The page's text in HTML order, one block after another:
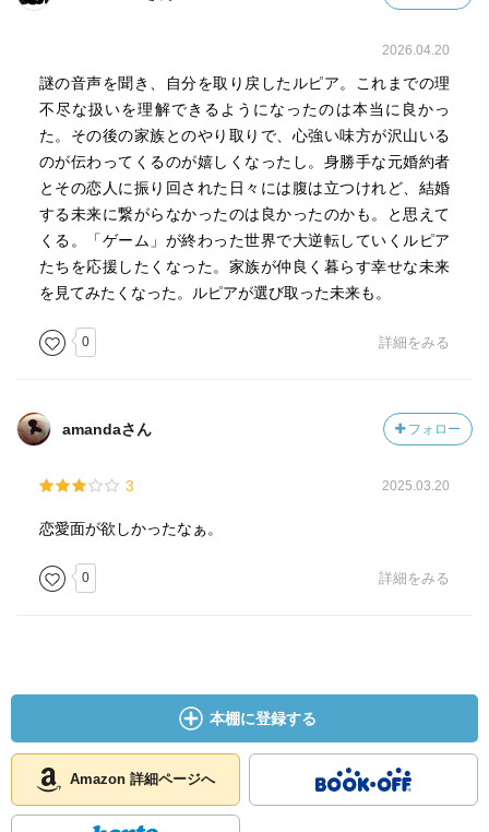
2026.04.20
謎の音声を聞き、自分を取り戻したルピア。これまでの理
不尽な扱いを理解できるようになったのは本当に良かっ
た。その後の家族とのやり取りで、心強い味方が沢山いる
のが伝わってくるのが嬉しくなったし。身勝手な元婚約者
とその恋人に振り回された日々には腹は立つけれど、結婚
する未来に繋がらなかったのは良かったのかも。と思えて
くる。「ゲーム」が終わった世界で大逆転していくルピア
たちを応援したくなった。家族が仲良く暮らす幸せな未来
を見てみたくなった。ルピアが選び取った未来も。
0 詳細をみる
amandaさん フォロー
3 2025.03.20
恋愛面が欲しかったなぁ。
0 詳細をみる
本棚に登録する
Amazon 詳細ページへ